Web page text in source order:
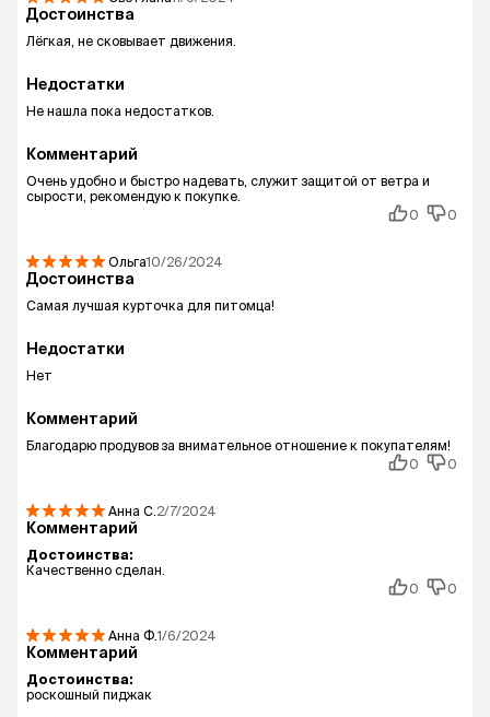
Достоинства
Лёгкая, не сковывает движения.
Недостатки
Не нашла пока недостатков.
Комментарий
Очень удобно и быстро надевать, служит защитой от ветра и
сырости, рекомендую к покупке.
0
0
Ольга10/26/2024
Достоинства
Самая лучшая курточка для питомца!
Недостатки
Нет
Комментарий
Благодарю продувов за внимательное отношение к покупателям!
0
0
Анна С. 2/7/2024
Комментарий
Достоинства:
Качественно сделан.
0
0
Анна Ф.1/6/2024
Комментарий
Достоинства:
роскошный пиджак